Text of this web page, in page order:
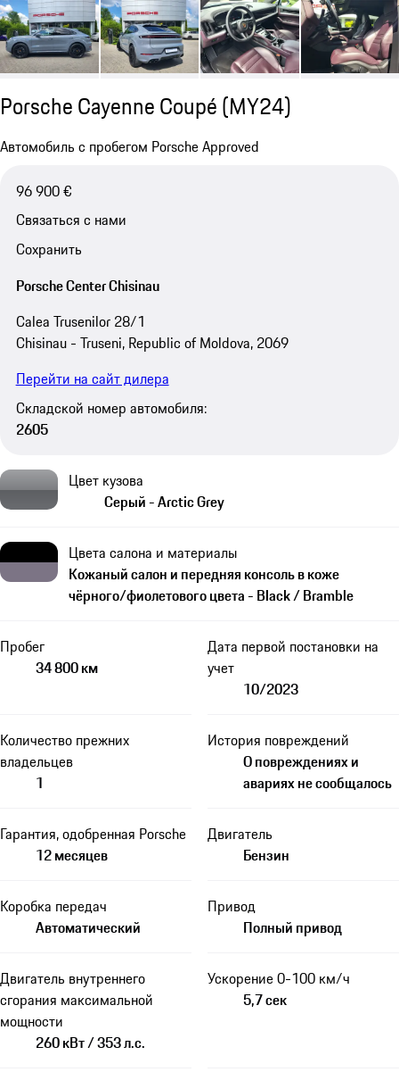
Porsche Cayenne Coupé (MY24)
Автомобиль с пробегом Porsche Approved
96 900 €
Связаться с нами
Сохранить
Porsche Center Chisinau
Calea Trusenilor 28/1
Chisinau - Truseni, Republic of Moldova, 2069
Перейти на сайт дилера
Складской номер автомобиля:
2605
Цвет кузова
Серый - Arctic Grey
Цвета салона и материалы
Кожаный салон и передняя консоль в коже
чёрного/фиолетового цвета - Black / Bramble
Пробег
34 800 км
Дата первой постановки на
учет
10/2023
Количество прежних
владельцев
1
История повреждений
О повреждениях и
авариях не сообщалось
Гарантия, одобренная Porsche
12 месяцев
Двигатель
Бензин
Коробка передач
Автоматический
Привод
Полный привод
Двигатель внутреннего
сгорания максимальной
мощности
260 кВт / 353 л.с.
Ускорение 0-100 км/ч
5,7 сек